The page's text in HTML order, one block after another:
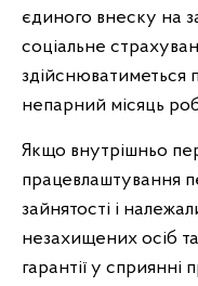
єдиного внеску на
соціальне
здійснюватиметься
непарний місяць
Якщо внутрішньо
працевлаштування
зайнятості і
незахищених осіб
гарантії у